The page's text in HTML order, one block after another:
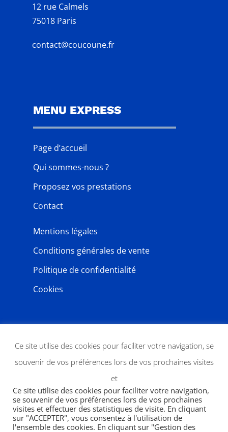
12 rue Calmels
75018 Paris
contact@coucoune.fr
MENU EXPRESS
Page d’accueil
Qui sommes-nous ?
Proposez vos prestations
Contact
Mentions légales
Conditions générales de vente
Politique de confidentialité
Cookies
JE M'ABONNE
Ce site utilise des cookies pour faciliter votre navigation, se
souvenir de vos préférences lors de vos prochaines visites
et
Ce site utilise des cookies pour faciliter votre navigation,
se souvenir de vos préférences lors de vos prochaines
visites et effectuer des statistiques de visite. En cliquant
sur "ACCEPTER", vous consentez à l'utilisation de
l'ensemble des cookies. En cliquant sur "Gestion des